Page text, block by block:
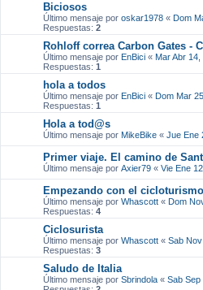
Biciosos
Último mensaje por oskar1978 « Dom
Respuestas: 2
Rohloff correa Carbon Gates -
Último mensaje por EnBici « Mar Abr
Respuestas: 1
hola a todos
Último mensaje por EnBici « Dom Mar
Respuestas: 1
Hola a tod@s
Último mensaje por MikeBike « Jue Ene
Primer viaje. El camino de
Último mensaje por Axier79 « Vie Ene
Empezando con el cicloturismo
Último mensaje por Whascott « Dom
Respuestas: 4
Ciclosurista
Último mensaje por Whascott « Sab
Respuestas: 3
Saludo de Italia
Último mensaje por Sbrindola « Sab Sep